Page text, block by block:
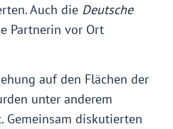
Auch die Deutsche
Partnerin vor Ort
auf den Flächen der
unter anderem
Gemeinsam diskutierten